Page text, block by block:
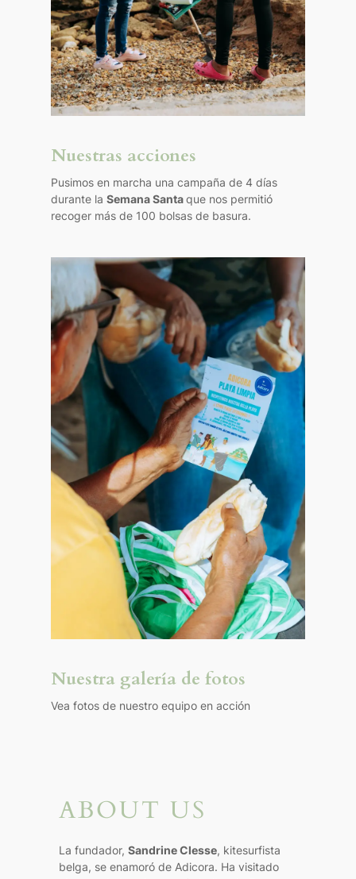
Nuestras acciones
Pusimos en marcha una campaña de 4 días
durante la Semana Santaque nos permitió
recoger más de 100 bolsas de basura.
Nuestra galería de fotos
Vea fotos de nuestro equipo en acción
ABOUT US
La fundador, Sandrine Clesse, kitesurfista
belga, se enamoró de Adicora. Ha visitado